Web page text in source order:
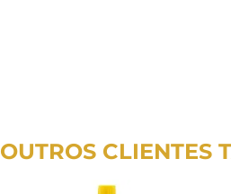
OUTROS CLIENTES